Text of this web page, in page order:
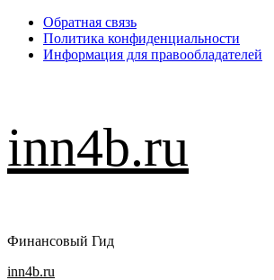
Перейти
содержимому
Обратная связь
Политика конфиденциальности
Информация для правообладателей
inn4b.ru
Финансовый Гид
Основное
inn4b.ru